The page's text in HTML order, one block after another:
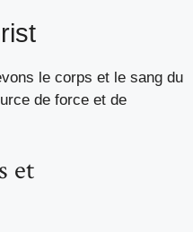
le corps et le sang du
de force et de
et